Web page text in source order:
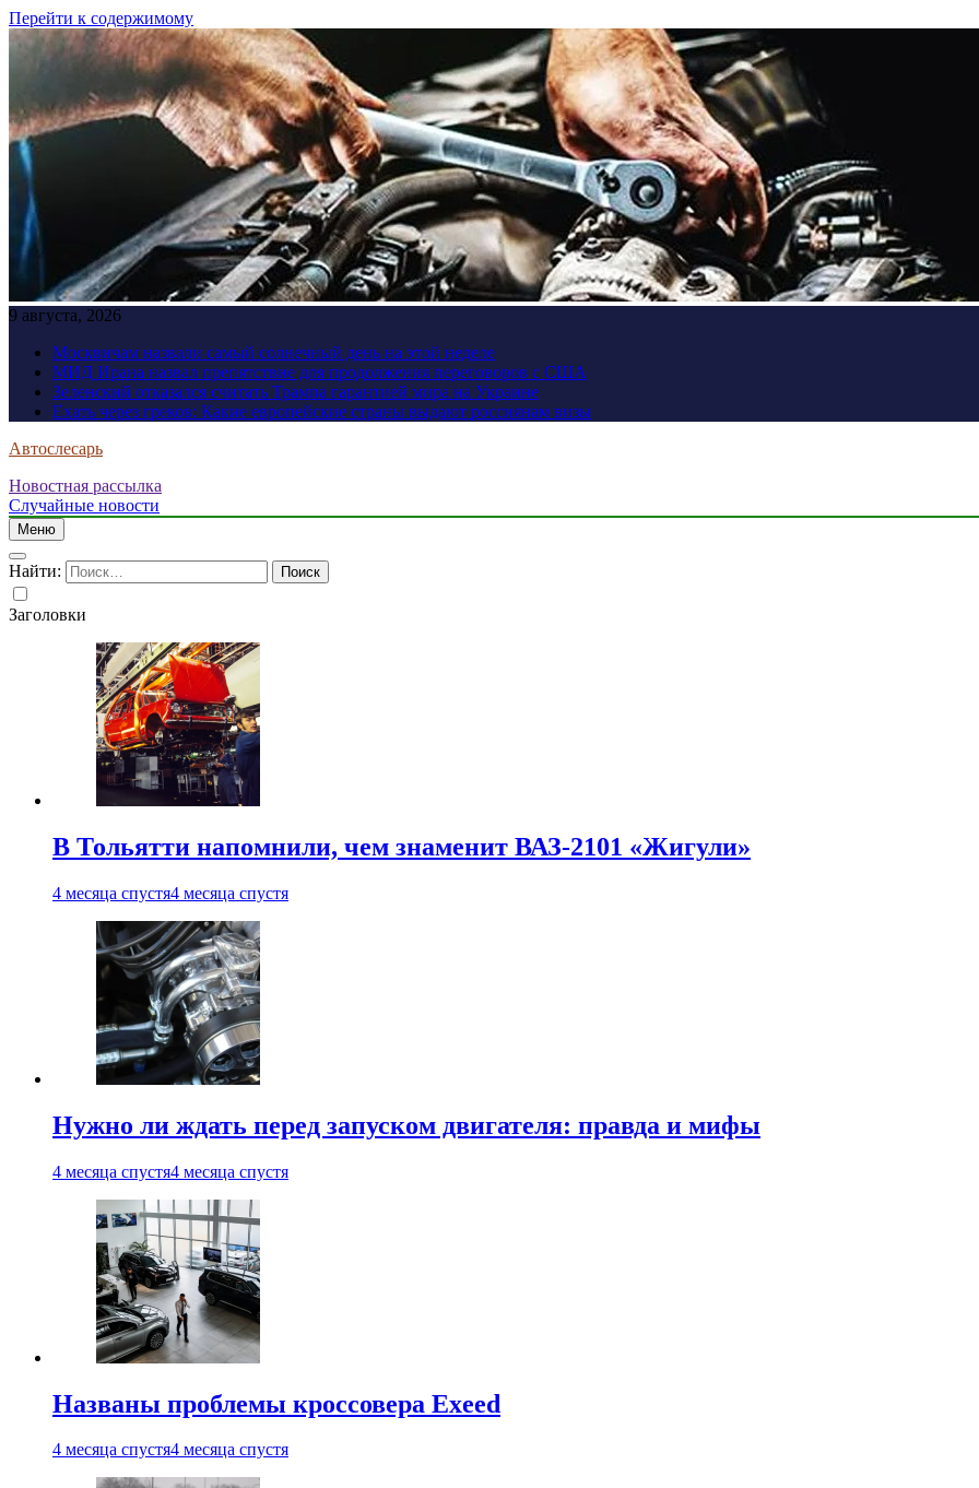
Перейти к содержимому
9 августа, 2026
Москвичам назвали самый солнечный день на этой неделе
МИД Ирана назвал препятствие для продолжения переговоров с США
Зеленский отказался считать Трампа гарантией мира на Украине
Ехать через греков: Какие европейские страны выдают россиянам визы
Автослесарь
Новостная рассылка
Случайные новости
Меню
Найти:
Заголовки
В Тольятти напомнили, чем знаменит ВАЗ-2101 «Жигули»
4 месяца спустя4 месяца спустя
Нужно ли ждать перед запуском двигателя: правда и мифы
4 месяца спустя4 месяца спустя
Названы проблемы кроссовера Exeed
4 месяца спустя4 месяца спустя